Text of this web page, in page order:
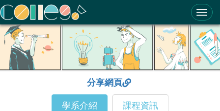
ColleGo! 大學選才與高中育才輔助系統
分享網頁
學系介紹 課程資訊